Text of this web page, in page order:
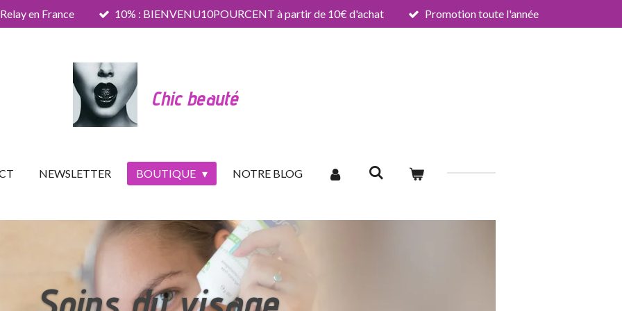
en France 10% : BIENVENU10POURCENT à partir de 10€ d'achat Promotion toute l'année
Chic beauté
NEWSLETTER BOUTIQUE NOTRE BLOG